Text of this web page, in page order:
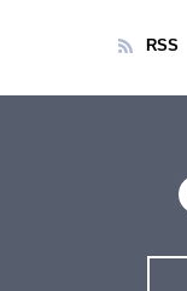
RSS